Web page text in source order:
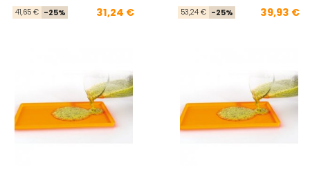
Precio base
41,65 € -25% Precio
31,24 € 53,24 € -25% 39,93 €